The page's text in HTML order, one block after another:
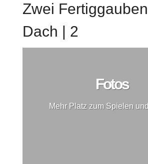
Zwei
Dach | 2
Fotos
Mehr Platz zum Spielen